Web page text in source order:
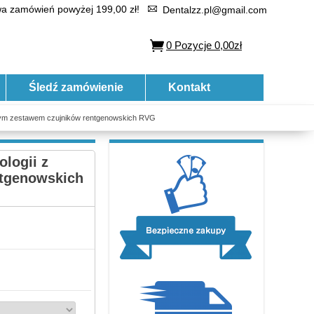
zamówień powyżej 199,00 zł! Dentalzz.pl@gmail.com
0 Pozycje 0,00zł
Śledź zamówienie Kontakt
zestawem czujników rentgenowskich RVG
z